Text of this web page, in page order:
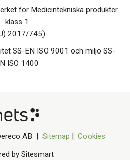
för Medicintekniska produkter
klass 1
2017/745)
SS-EN ISO 9001 och miljö SS-
ISO 1400
AB | Sitemap
Cookies
by Sitesmart